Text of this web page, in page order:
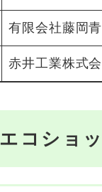
有限会社藤岡
赤井工業株式
エコショ